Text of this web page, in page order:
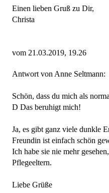
Einen lieben Gruß zu Dir,
Christa
vom 21.03.2019, 19.26
Antwort von Anne Seltmann:
Schön, dass du mich als
D Das beruhigt mich!
Ja, es gibt ganz viele dunkle
Freundin ist einfach schön
Ich habe sie nie mehr
Pflegeeltern.
Liebe Grüße